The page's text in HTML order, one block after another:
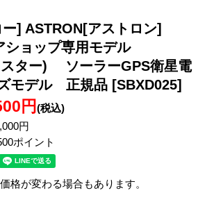
ー] ASTRON[アストロン]
ショップ専用モデル
スター) ソーラーGPS衛星電
モデル 正規品 [SBXD025]
円 (税込)
円
ポイント
格が変わる場合もあります。